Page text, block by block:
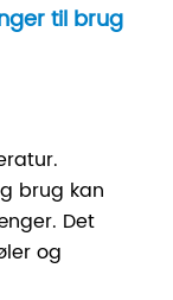
til brug
brug kan
Det
og